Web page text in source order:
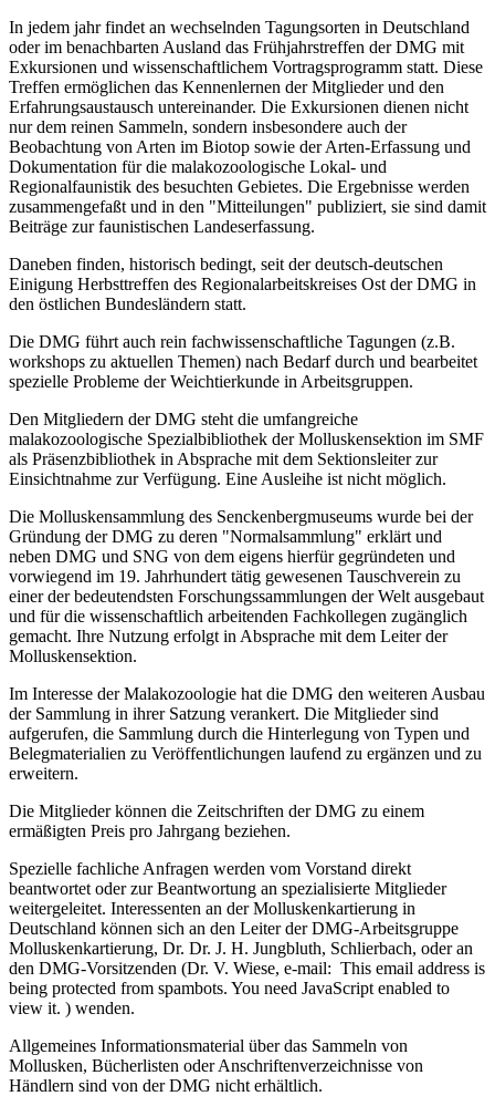
In jedem jahr findet an wechselnden Tagungsorten in Deutschland
oder im benachbarten Ausland das Frühjahrstreffen der DMG mit
Exkursionen und wissenschaftlichem Vortragsprogramm statt. Diese
Treffen ermöglichen das Kennenlernen der Mitglieder und den
Erfahrungsaustausch untereinander. Die Exkursionen dienen nicht
nur dem reinen Sammeln, sondern insbesondere auch der
Beobachtung von Arten im Biotop sowie der Arten-Erfassung und
Dokumentation für die malakozoologische Lokal- und
Regionalfaunistik des besuchten Gebietes. Die Ergebnisse werden
zusammengefaßt und in den "Mitteilungen" publiziert, sie sind damit
Beiträge zur faunistischen Landeserfassung.
Daneben finden, historisch bedingt, seit der deutsch-deutschen
Einigung Herbsttreffen des Regionalarbeitskreises Ost der DMG in
den östlichen Bundesländern statt.
Die DMG führt auch rein fachwissenschaftliche Tagungen (z.B.
workshops zu aktuellen Themen) nach Bedarf durch und bearbeitet
spezielle Probleme der Weichtierkunde in Arbeitsgruppen.
Den Mitgliedern der DMG steht die umfangreiche
malakozoologische Spezialbibliothek der Molluskensektion im SMF
als Präsenzbibliothek in Absprache mit dem Sektionsleiter zur
Einsichtnahme zur Verfügung. Eine Ausleihe ist nicht möglich.
Die Molluskensammlung des Senckenbergmuseums wurde bei der
Gründung der DMG zu deren "Normalsammlung" erklärt und
neben DMG und SNG von dem eigens hierfür gegründeten und
vorwiegend im 19. Jahrhundert tätig gewesenen Tauschverein zu
einer der bedeutendsten Forschungssammlungen der Welt ausgebaut
und für die wissenschaftlich arbeitenden Fachkollegen zugänglich
gemacht. Ihre Nutzung erfolgt in Absprache mit dem Leiter der
Molluskensektion.
Im Interesse der Malakozoologie hat die DMG den weiteren Ausbau
der Sammlung in ihrer Satzung verankert. Die Mitglieder sind
aufgerufen, die Sammlung durch die Hinterlegung von Typen und
Belegmaterialien zu Veröffentlichungen laufend zu ergänzen und zu
erweitern.
Die Mitglieder können die Zeitschriften der DMG zu einem
ermäßigten Preis pro Jahrgang beziehen.
Spezielle fachliche Anfragen werden vom Vorstand direkt
beantwortet oder zur Beantwortung an spezialisierte Mitglieder
weitergeleitet. Interessenten an der Molluskenkartierung in
Deutschland können sich an den Leiter der DMG-Arbeitsgruppe
Molluskenkartierung, Dr. Dr. J. H. Jungbluth, Schlierbach, oder an
den DMG-Vorsitzenden (Dr. V. Wiese, e-mail: This email address is
being protected from spambots. You need JavaScript enabled to
view it. ) wenden.
Allgemeines Informationsmaterial über das Sammeln von
Mollusken, Bücherlisten oder Anschriftenverzeichnisse von
Händlern sind von der DMG nicht erhältlich.